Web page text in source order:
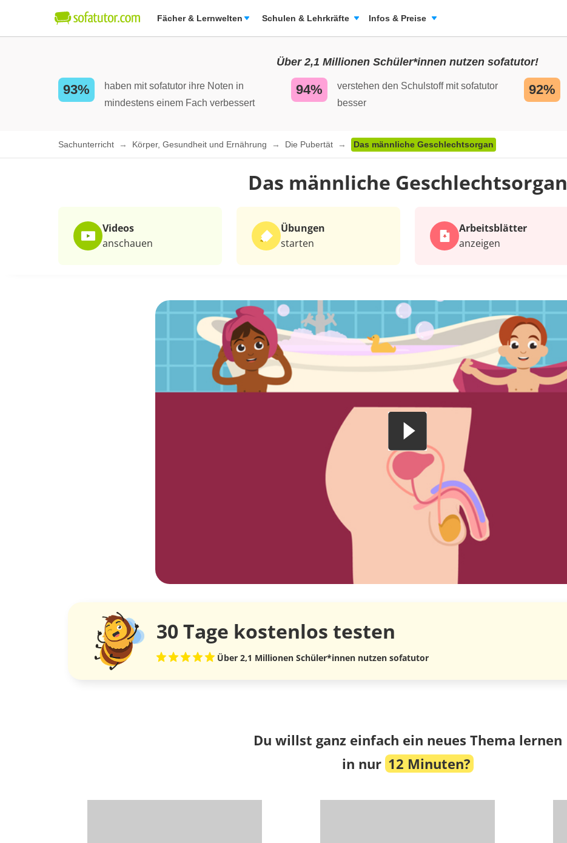
Fächer & Lernwelten Schulen & Lehrkräfte Infos & Preise
Über 2,1 Millionen Schüler*innen nutzen sofatutor!
93%
haben mit sofatutor ihre Noten in
mindestens einem Fach verbessert
94%
verstehen den Schulstoff mit sofatutor
besser
92%
Sachunterricht Körper, Gesundheit und Ernährung Die Pubertät Das männliche Geschlechtsorgan
Das männliche Geschlechtsorgan
Videos
anschauen
Übungen
starten
Arbeits­blätter
anzeigen
30 Tage kostenlos testen
Über 2,1 Millionen Schüler*innen nutzen sofatutor
Du willst ganz einfach ein neues Thema lernen
in nur 12 Minuten?